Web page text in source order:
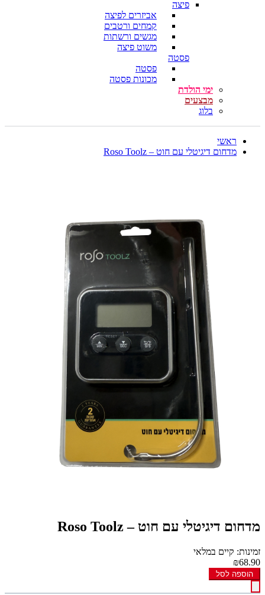
פיצה
אביזרים לפיצה
קמחים ורטבים
מגשים ורשתות
משוט פיצה
פסטה
פסטה
מכונות פסטה
ימי הולדת
מבצעים
בלוג
ראשי
מדחום דיגיטלי עם חוט – Roso Toolz
מדחום דיגיטלי עם חוט – Roso Toolz
זמינות: קיים במלאי
₪68.90
הוספה לסל